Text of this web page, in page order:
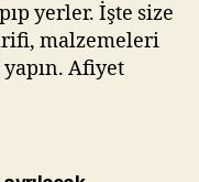
yerler. İşte size
malzemeleri
Afiyet